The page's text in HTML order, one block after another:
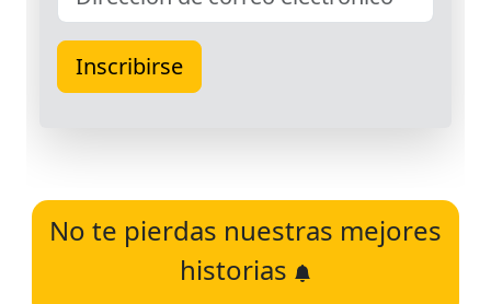
No te pierdas nuestras mejores
historias